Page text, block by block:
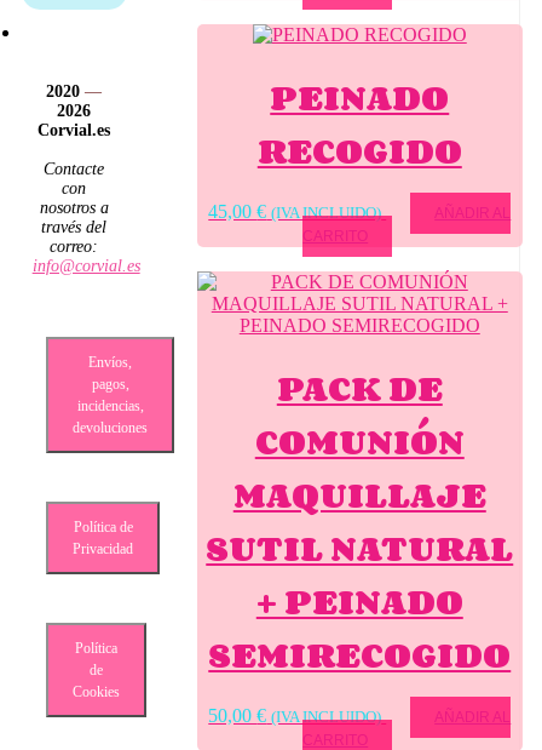
PEINADO
RECOGIDO
45,00€ (IVA INCLUIDO)
AÑADIR AL
CARRITO
PACK DE
COMUNIÓN
MAQUILLAJE
SUTIL NATURAL
+ PEINADO
SEMIRECOGIDO
50,00€ (IVA INCLUIDO)
AÑADIR AL
CARRITO
2020—
2026
Corvial.es
Contacte
con
nosotros a
través del
correo:
info@corvial.es
Envíos,
pagos,
incidencias,
devoluciones
Política de
Privacidad
Política
de
Cookies